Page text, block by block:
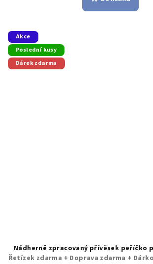
Akce
Poslední kusy
Dárek zdarma
Nádherně zpracovaný přívěsek peříčko
Řetízek zdarma + Doprava zdarma +